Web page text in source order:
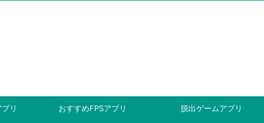
リ おすすめFPSアプリ 脱出ゲームアプリ